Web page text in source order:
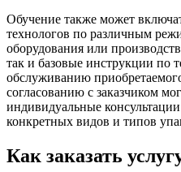
Обучение также может
технологов по различным
оборудования или
так и базовые инструкции по
обслуживанию
согласованию с заказчиком
индивидуальные
конкретных видов и типов
Как заказать